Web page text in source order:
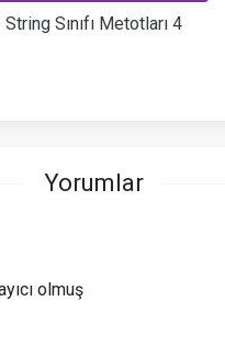
Sınıfı Metotları 4
Yorumlar
olmuş